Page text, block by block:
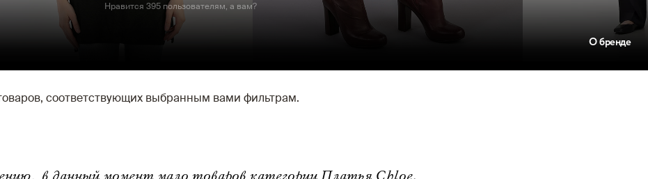
Нравится 395 пользователям, а вам?
О бренде
соответствующих выбранным вами фильтрам.